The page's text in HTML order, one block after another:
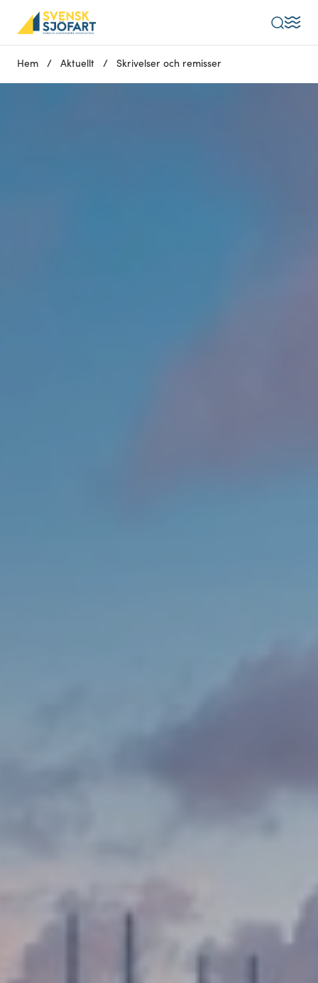
Sök
Hem / Aktuellt / Skrivelser och remisser